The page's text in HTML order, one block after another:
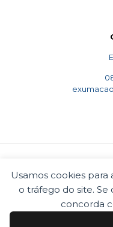
Usamos cookies para
o tráfego do site. Se
concorda
© 2010 Exumafune.
0800 000 8995.
Termos e